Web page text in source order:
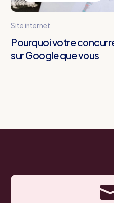
Site internet
Pourquoi votre
sur Google que vous